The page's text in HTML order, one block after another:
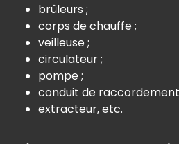
brûleurs ;
corps de chauffe ;
veilleuse ;
circulateur ;
pompe ;
conduit de
extracteur, etc.